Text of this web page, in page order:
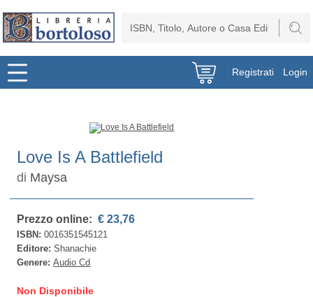
Registrati Login
Love Is A Battlefield
di Maysa
Prezzo online: € 23,76
ISBN:0016351545121
Editore:Shanachie
Genere:Audio Cd
Non Disponibile